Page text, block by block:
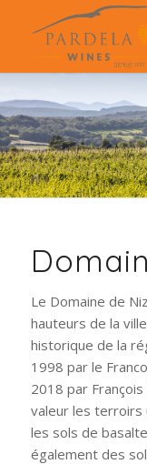
Le Domaine de
hauteurs de la
historique de la
1998 par le
2018 par
valeur les terroirs
les sols de
également des